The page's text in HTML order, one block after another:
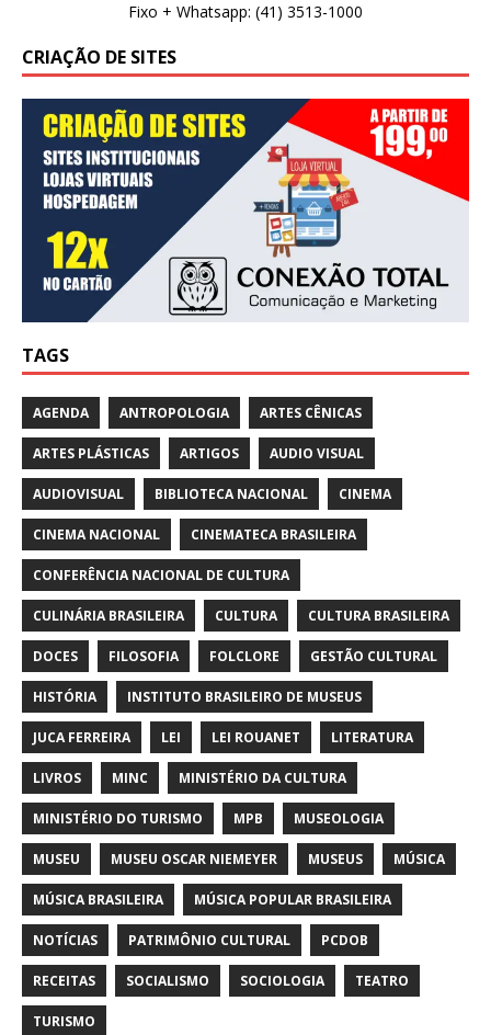
Fixo + Whatsapp: (41) 3513-1000
CRIAÇÃO DE SITES
TAGS
AGENDA ANTROPOLOGIA ARTES CÊNICAS
ARTES PLÁSTICAS ARTIGOS AUDIO VISUAL
AUDIOVISUAL BIBLIOTECA NACIONAL CINEMA
CINEMA NACIONAL CINEMATECA BRASILEIRA
CONFERÊNCIA NACIONAL DE CULTURA
CULINÁRIA BRASILEIRA CULTURA CULTURA BRASILEIRA
DOCES FILOSOFIA FOLCLORE GESTÃO CULTURAL
HISTÓRIA INSTITUTO BRASILEIRO DE MUSEUS
JUCA FERREIRA LEI LEI ROUANET LITERATURA
LIVROS MINC MINISTÉRIO DA CULTURA
MINISTÉRIO DO TURISMO MPB MUSEOLOGIA
MUSEU MUSEU OSCAR NIEMEYER MUSEUS MÚSICA
MÚSICA BRASILEIRA MÚSICA POPULAR BRASILEIRA
NOTÍCIAS PATRIMÔNIO CULTURAL PCDOB
RECEITAS SOCIALISMO SOCIOLOGIA TEATRO
TURISMO